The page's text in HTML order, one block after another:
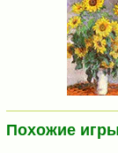
Похожие